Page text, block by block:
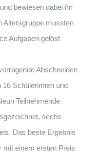
bewiesen dabei ihr
Altersgruppe mussten
Aufgaben gelöst
Abschneiden
Schülerinnen und
Teilnehmende
sechs
Das beste Ergebnis
mit einem ersten Preis